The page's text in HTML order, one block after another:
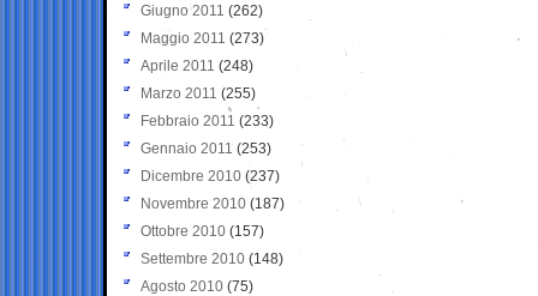
Giugno 2011 (262)
Maggio 2011 (273)
Aprile 2011 (248)
Marzo 2011 (255)
Febbraio 2011 (233)
Gennaio 2011 (253)
Dicembre 2010 (237)
Novembre 2010 (187)
Ottobre 2010 (157)
Settembre 2010 (148)
Agosto 2010 (75)